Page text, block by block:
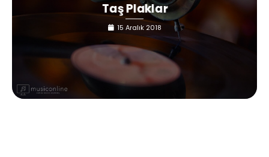
Taş Plaklar
15 Aralık 2018